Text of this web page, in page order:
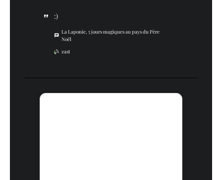
:)
La Laponie, 5 jours magiques au pays du Père
Noël
zast